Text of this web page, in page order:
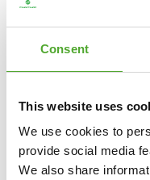
Consent
This website uses
We use cookies to
provide social media
We also share
je tijdens jouw reis naar
een breed scala aan
accessoires en
uitstekende garantie.
Dan staat ons
Wij vinden dat iedereen